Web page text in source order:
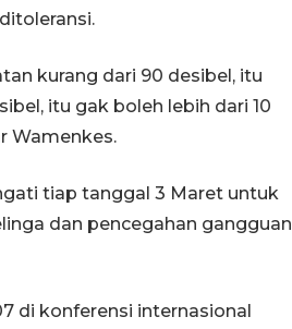
kurang dari 90 desibel, itu
itu gak boleh lebih dari 10
Wamenkes.
tiap tanggal 3 Maret untuk
dan pencegahan gangguan
di konferensi internasional